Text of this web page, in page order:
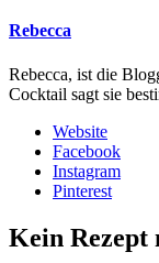
Rebecca
Rebecca, ist die
Cocktail sagt sie
Website
Facebook
Instagram
Pinterest
Kein Rezept